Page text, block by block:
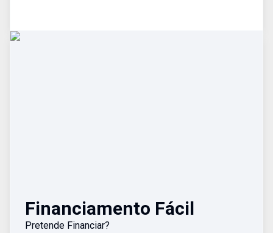
Financiamento Fácil
Pretende Financiar?